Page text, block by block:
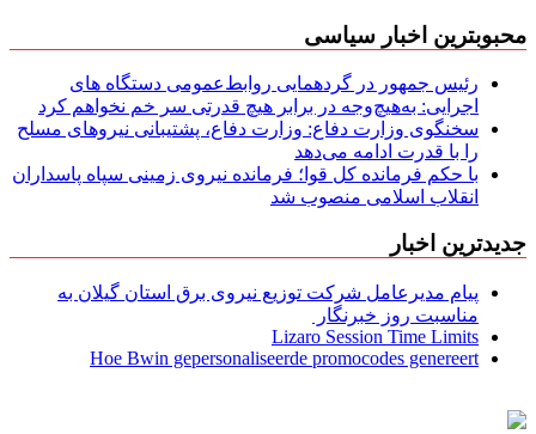
محبوبترین اخبار سیاسی
رئیس جمهور در گردهمایی روابط‌عمومی دستگاه های
اجرایی: به‌هیچ‌وجه در برابر هیچ قدرتی سر خم نخواهم کرد
سخنگوی وزارت دفاع: وزارت دفاع، پشتیبانی نیرو‌های مسلح
را با قدرت ادامه می‌دهد
با حکم فرمانده کل قوا؛ فرمانده نیروی زمینی سپاه پاسداران
انقلاب اسلامی منصوب شد
جدیدترین اخبار
پیام مدیرعامل شركت توزیع نیروی برق استان گیلان به
مناسبت روز خبرنگار ‌
Lizaro Session Time Limits
Hoe Bwin gepersonaliseerde promocodes genereert